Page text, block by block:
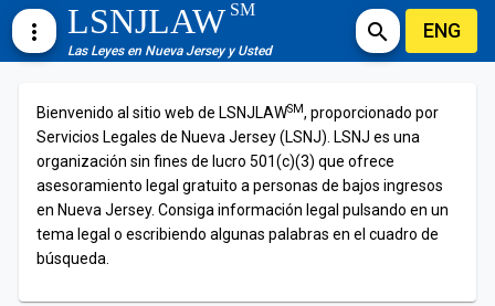
more_vert LSNJLAWSM
Las Leyes en Nueva Jersey y Usted
search ENG
Bienvenido al sitio web de LSNJLAWSM, proporcionado por
Servicios Legales de Nueva Jersey (LSNJ). LSNJ es una
organización sin fines de lucro 501(c)(3) que ofrece
asesoramiento legal gratuito a personas de bajos ingresos
en Nueva Jersey. Consiga información legal pulsando en un
tema legal o escribiendo algunas palabras en el cuadro de
búsqueda.